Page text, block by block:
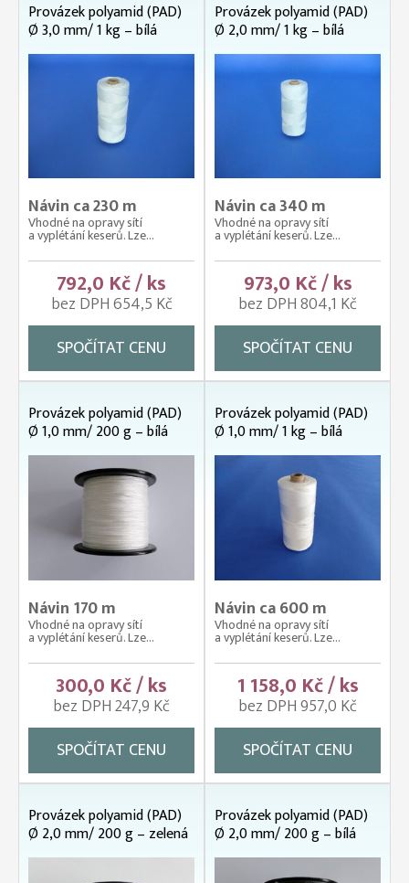
Provázek polyamid (PAD)
Ø 3,0 mm/ 1 kg – bílá
Návin ca 230 m
Vhodné na opravy sítí
a vyplétání keserů. Lze...
792,0 Kč / ks
bez DPH 654,5 Kč
SPOČÍTAT CENU
Provázek polyamid (PAD)
Ø 2,0 mm/ 1 kg – bílá
Návin ca 340 m
Vhodné na opravy sítí
a vyplétání keserů. Lze...
973,0 Kč / ks
bez DPH 804,1 Kč
SPOČÍTAT CENU
Provázek polyamid (PAD)
Ø 1,0 mm/ 200 g – bílá
Návin 170 m
Vhodné na opravy sítí
a vyplétání keserů. Lze...
300,0 Kč / ks
bez DPH 247,9 Kč
SPOČÍTAT CENU
Provázek polyamid (PAD)
Ø 1,0 mm/ 1 kg – bílá
Návin ca 600 m
Vhodné na opravy sítí
a vyplétání keserů. Lze...
1 158,0 Kč / ks
bez DPH 957,0 Kč
SPOČÍTAT CENU
Provázek polyamid (PAD)
Ø 2,0 mm/ 200 g – zelená
Provázek polyamid (PAD)
Ø 2,0 mm/ 200 g – bílá